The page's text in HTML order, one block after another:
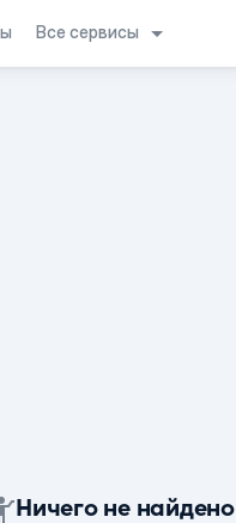
Все сервисы
Ничего не найдено